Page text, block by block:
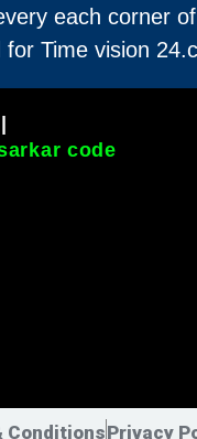
each corner
Time vision
code
ConditionsPrivacy